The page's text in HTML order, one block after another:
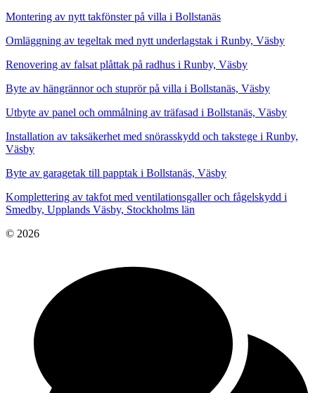
Montering av nytt takfönster på villa i Bollstanäs
Omläggning av tegeltak med nytt underlagstak i Runby, Väsby
Renovering av falsat plåttak på radhus i Runby, Väsby
Byte av hängrännor och stuprör på villa i Bollstanäs, Väsby
Utbyte av panel och ommålning av träfasad i Bollstanäs, Väsby
Installation av taksäkerhet med snörasskydd och takstege i Runby,
Väsby
Byte av garagetak till papptak i Bollstanäs, Väsby
Komplettering av takfot med ventilationsgaller och fågelskydd i
Smedby, Upplands Väsby, Stockholms län
© 2026